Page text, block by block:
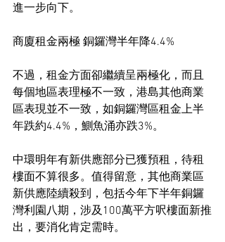
進一步向下。
商廈租金兩極 銅鑼灣半年降4.4%
不過，租金方面卻繼續呈兩極化，而且
每個地區表理極不一致，港島其他商業
區表現並不一致，如銅鑼灣區租金上半
年跌約4.4%，鰂魚涌亦跌3%。
中環明年有新供應部分已獲預租，待租
樓面不算很多。值得留意，其他商業區
新供應陸續殺到，包括今年下半年銅鑼
灣利園八期，涉及100萬平方呎樓面新推
出，要消化肯定需時。